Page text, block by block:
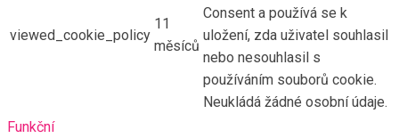
viewed_cookie_policy
11
měsíců
Consent a používá se k
uložení, zda uživatel souhlasil
nebo nesouhlasil s
používáním souborů cookie.
Neukládá žádné osobní údaje.
Funkční